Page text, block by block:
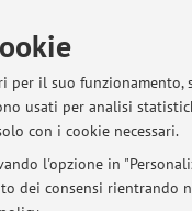
per il suo
usati per analisi
con i cookie necessari.
l'opzione in
dei consensi rientrando